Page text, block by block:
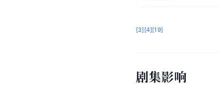
[3] [4][19]
剧集影响